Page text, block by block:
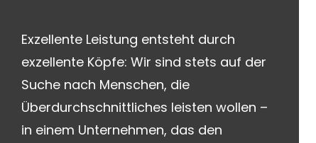
Exzellente Leistung entsteht durch
exzellente Köpfe: Wir sind stets auf der
Suche nach Menschen, die
Überdurchschnittliches leisten wollen –
in einem Unternehmen, das den